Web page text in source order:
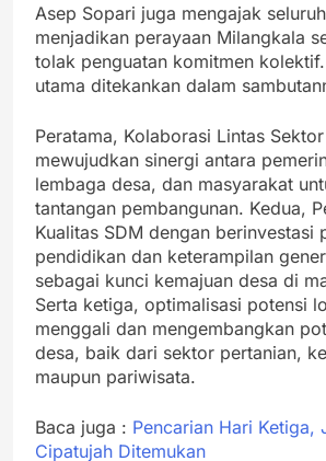
Asep Sopari juga mengajak
menjadikan perayaan Milangkala
tolak penguatan komitmen
utama ditekankan dalam
Peratama, Kolaborasi Lintas
mewujudkan sinergi antara
lembaga desa, dan masyarakat
tantangan pembangunan. Kedua,
Kualitas SDM dengan berinvestasi
pendidikan dan keterampilan
sebagai kunci kemajuan desa di
Serta ketiga, optimalisasi potensi
menggali dan mengembangkan
desa, baik dari sektor pertanian,
maupun pariwisata.
Baca juga : Pencarian Hari Ketiga,
Cipatujah Ditemukan